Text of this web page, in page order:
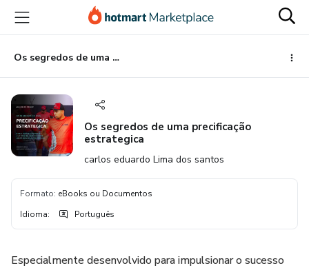
para
conteúdo
principal
para
pagamento
para
rodapé
Os segredos de uma precificação estrategica
Os segredos de uma precificação
estrategica
carlos eduardo Lima dos santos
Formato: eBooks ou Documentos
Idioma: Português
Especialmente desenvolvido para impulsionar o sucesso